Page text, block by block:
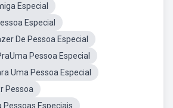
Especial
Especial
De Pessoa Especial
Pessoa Especial
Uma Pessoa Especial
Pessoa
Pessoas Especiais